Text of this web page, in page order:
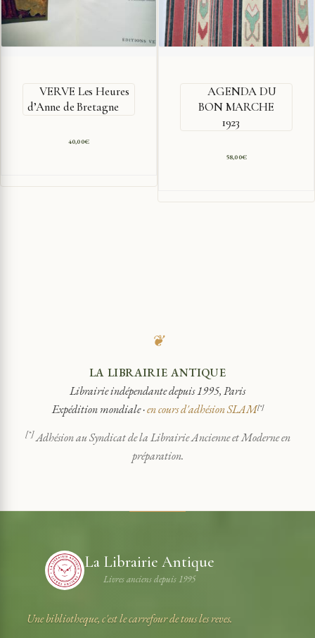
VERVE Les Heures
d’Anne de Bretagne
40,00€
AGENDA DU
BON MARCHE
1923
58,00€
❦
LA LIBRAIRIE ANTIQUE
Librairie indépendante depuis 1995, Paris
Expédition mondiale ·en cours d'adhésion SLAM[*]
[*]Adhésion au Syndicat de la Librairie Ancienne et Moderne en
préparation.
La Librairie Antique
Livres anciens depuis 1995
Une bibliotheque, c'est le carrefour de tous les reves.